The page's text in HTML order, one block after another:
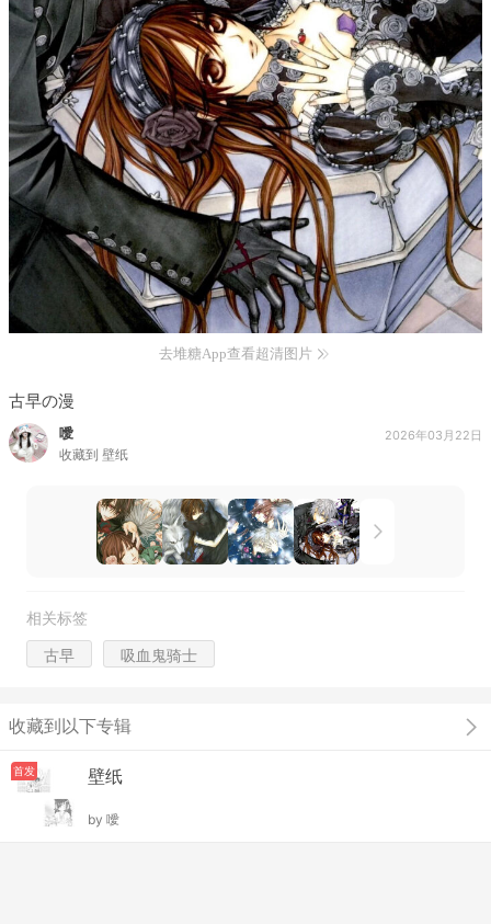
去堆糖App查看超清图片
古早の漫
噯
收藏到 壁纸
2026年03月22日
相关标签
古早 吸血鬼骑士
收藏到以下专辑
首发 壁纸
by 噯